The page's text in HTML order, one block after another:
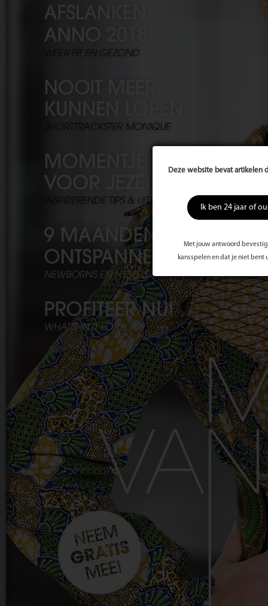
Deze website bevat artikelen
Ik ben 24 jaar of
Met jouw antwoord bevestig
kansspelen en dat je niet bent